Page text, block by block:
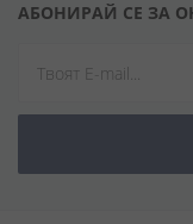
АБОНИРАЙ СЕ ЗА